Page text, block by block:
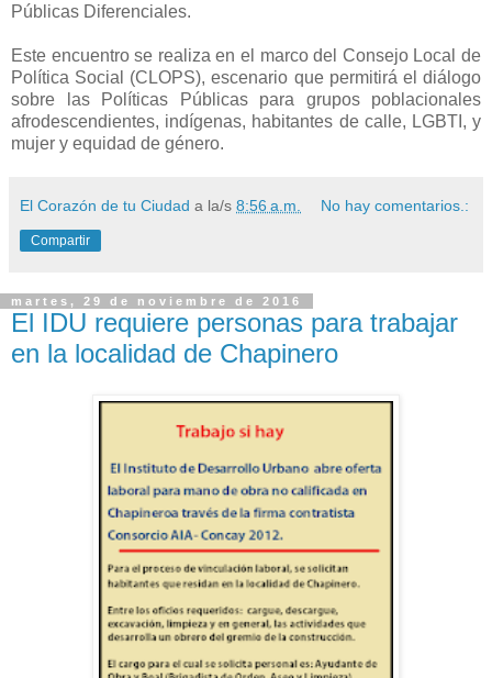
Públicas Diferenciales.
Este encuentro se realiza en el marco del Consejo Local de
Política Social (CLOPS), escenario que permitirá el diálogo
sobre las Políticas Públicas para grupos poblacionales
afrodescendientes, indígenas, habitantes de calle, LGBTI, y
mujer y equidad de género.
El Corazón de tu Ciudad a la/s 8:56 a.m. No hay comentarios.:
Compartir
martes, 29 de noviembre de 2016
El IDU requiere personas para trabajar
en la localidad de Chapinero